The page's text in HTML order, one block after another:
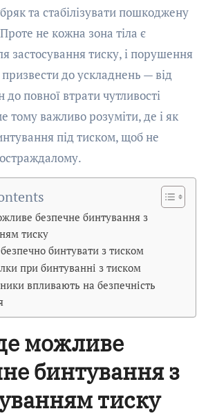
та стабілізувати пошкоджену
не кожна зона тіла є
застосування тиску, і порушення
до ускладнень — від
до повної втрати чутливості
тому важливо розуміти, де і як
під тиском, щоб не
безпечне бинтування з
тиску
бинтувати з тиском
при бинтуванні з тиском
впливають на безпечність
можливе
бинтування з
тиску